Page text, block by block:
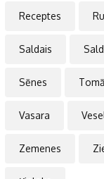
Receptes
Saldais
Sēnes
Vasara
Zemenes